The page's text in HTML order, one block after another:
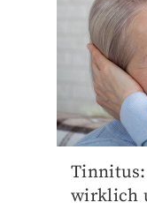
wirklich